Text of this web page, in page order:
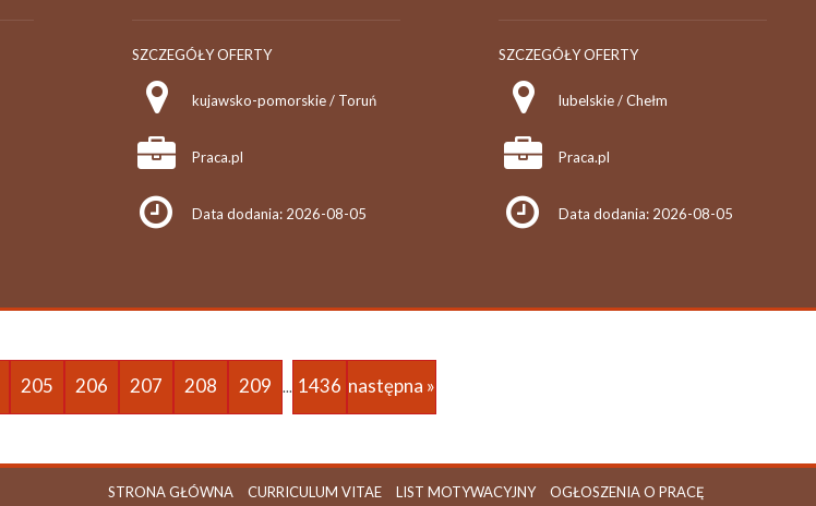
SZCZEGÓŁY OFERTY
kujawsko-pomorskie / Toruń
Praca.pl
Data dodania: 2026-08-05
SZCZEGÓŁY OFERTY
lubelskie / Chełm
Praca.pl
Data dodania: 2026-08-05
205 206 207 208 209 ... 1436 następna »
STRONA GŁÓWNA CURRICULUM VITAE LIST MOTYWACYJNY OGŁOSZENIA O PRACĘ